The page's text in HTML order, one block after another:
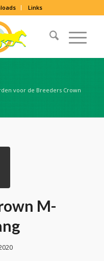
Links
voor de Breeders Crown
M-